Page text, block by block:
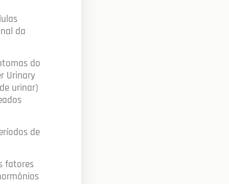
da
do
Urinary
urinar)
de
fatores